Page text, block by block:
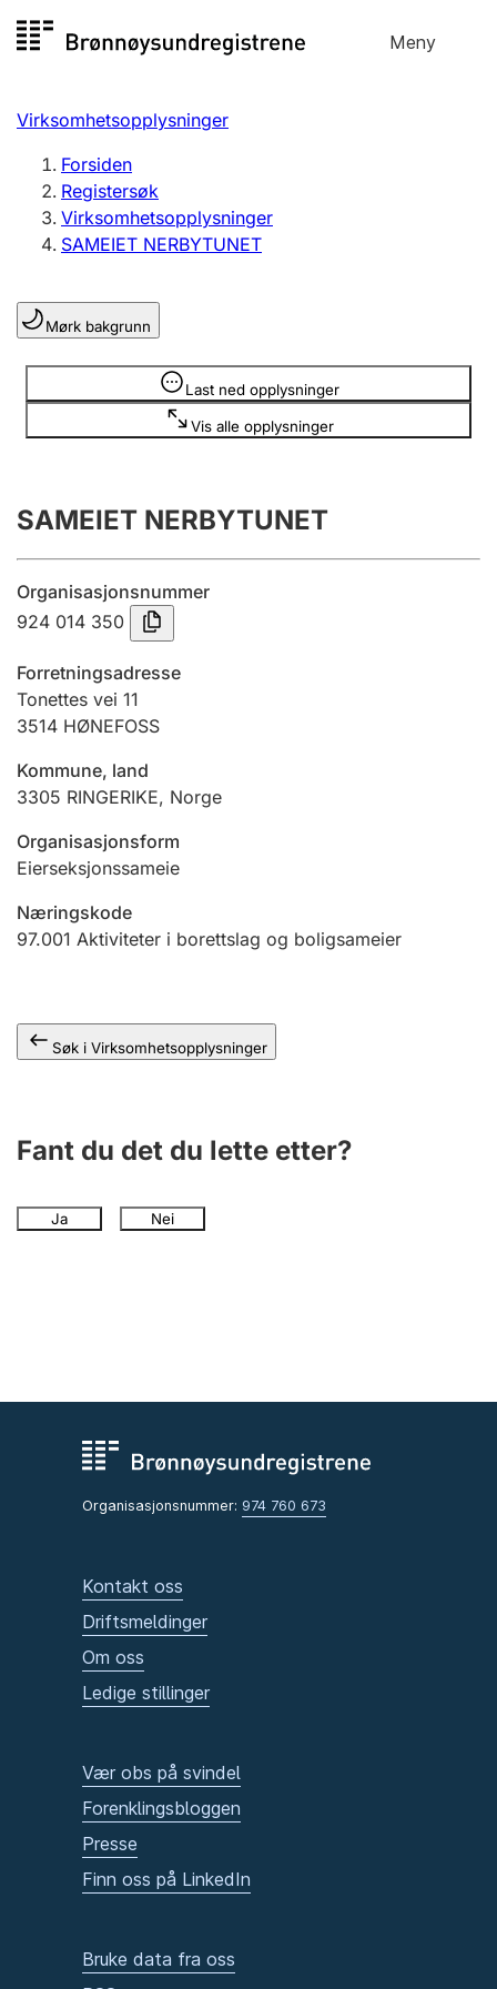
til
Meny
Registersøk
Aksjeselskap
Enkeltpersonforetak
Registrere, endre, slette
Lag og forening
Registrere, endre, slette
Innsending og forsinkelsesgebyr
Tinglysing
Jeger
Ektepaktveileder
Offentlig sektor
Virksomhetsopplysninger
Forsiden
Registersøk
Virksomhetsopplysninger
SAMEIET NERBYTUNET
Mørk bakgrunn
Last ned opplysninger
Vis alle opplysninger
Opplysninger er skjult
SAMEIET NERBYTUNET
Organisasjonsnummer
924 014 350
Forretningsadresse
Tonettes vei 11
3514 HØNEFOSS
Kommune, land
3305 RINGERIKE, Norge
Organisasjonsform
Eierseksjonssameie
Næringskode
97.001 Aktiviteter i borettslag og boligsameier
Søk i Virksomhetsopplysninger
Fant du det du lette etter?
Ja Nei
Organisasjonsnummer: 974 760 673
Kontakt oss
Driftsmeldinger
Om oss
Ledige stillinger
Vær obs på svindel
Forenklingsbloggen
Presse
Finn oss på LinkedIn
Bruke data fra oss